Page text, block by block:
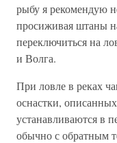
рыбу я рекомендую
просиживая штаны
переключиться на
и Волга.
При ловле в реках
оснастки,
устанавливаются в
обычно с обратным